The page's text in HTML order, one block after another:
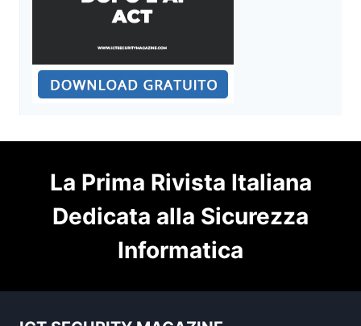
La Prima Rivista Italiana
Dedicata alla Sicurezza
Informatica